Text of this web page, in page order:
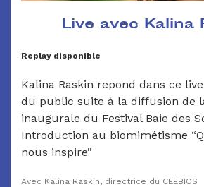
Live avec Kalina
Replay disponible
Kalina Raskin repond dans ce
du public suite à la diffusion de
inaugurale du Festival Baie des
Introduction au biomimétisme
nous inspire”
Avec Kalina Raskin, directrice du CEEBIOS